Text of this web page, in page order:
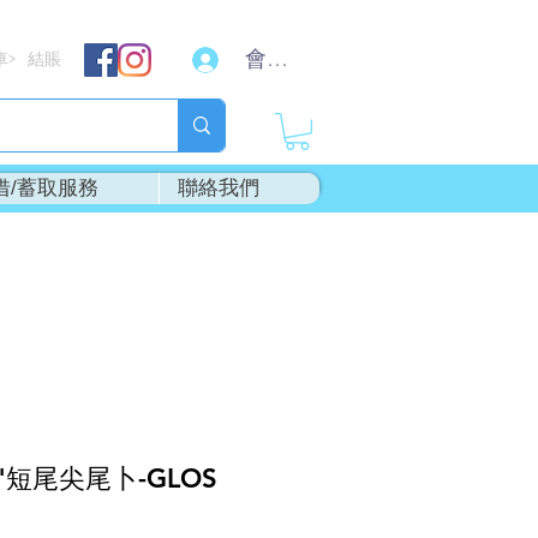
結賬 會員登入
/蓄取服務 聯絡我們
尾尖尾卜-GLOS